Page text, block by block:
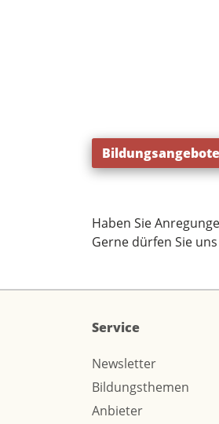
Haben Sie
Gerne dürfen Sie
Service
Newsletter
Bildungsthemen
Anbieter